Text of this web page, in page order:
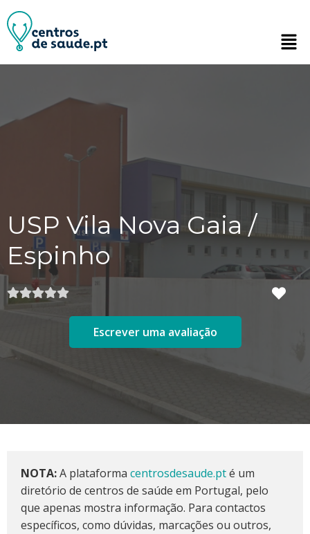
USP Vila Nova Gaia /
Espinho
Escrever uma avaliação
NOTA:A plataforma centrosdesaude.pté um
diretório de centros de saúde em Portugal, pelo
que apenas mostra informação. Para contactos
específicos, como dúvidas, marcações ou outros,